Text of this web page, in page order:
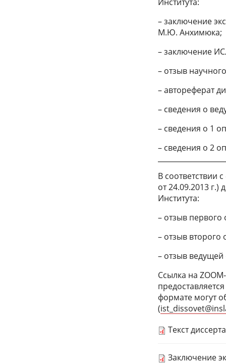
– заключение
М.Ю. Анхимюка;
– заключение
– отзыв
– автореферат
– сведения о
– сведения о 1
– сведения о 2
В соответствии
от 24.09.2013
Института:
– отзыв первого
– отзыв
– отзыв
Ссылка на
формате могут
(
Текст
Заключение